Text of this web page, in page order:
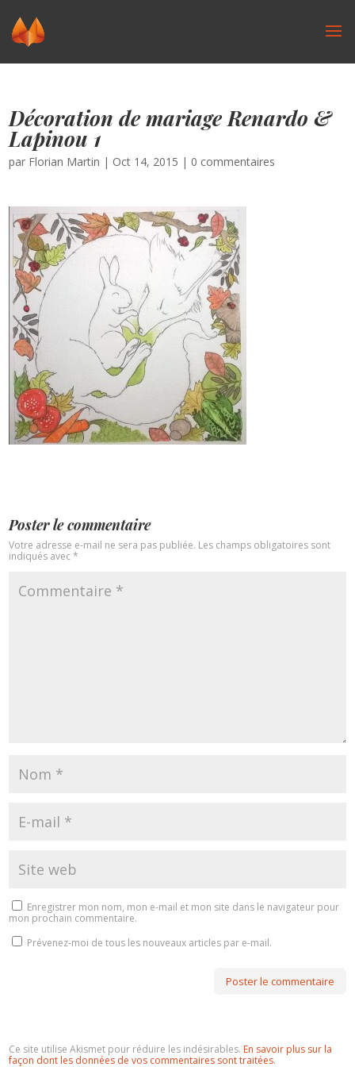
Décoration de mariage Renardo &
Lapinou 1
par Florian Martin | Oct 14, 2015 | 0 commentaires
Poster le commentaire
Votre adresse e-mail ne sera pas publiée. Les champs obligatoires sont
indiqués avec*
Enregistrer mon nom, mon e-mail et mon site dans le navigateur pour
mon prochain commentaire.
Prévenez-moi de tous les nouveaux articles par e-mail.
Ce site utilise Akismet pour réduire les indésirables. En savoir plus sur la
façon dont les données de vos commentaires sont traitées.